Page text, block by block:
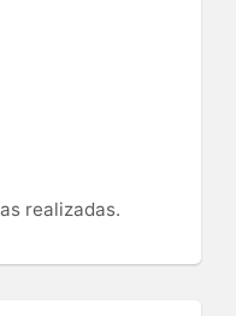
realizadas.